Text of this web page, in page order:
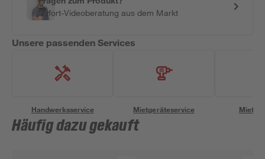
Sofort-Videoberatung aus dem Markt
Unsere passenden Services
Handwerksservice Mietgeräteservice
Häufig dazu gekauft